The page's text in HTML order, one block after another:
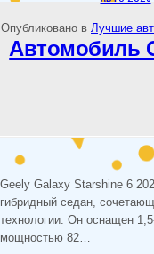
Опубликовано в Лучшие
Автомобиль
Geely Galaxy Starshine 6
гибридный седан,
технологии. Он оснащен
мощностью 82…